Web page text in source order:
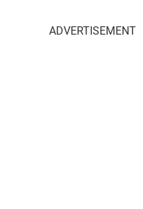
ADVERTISEMENT